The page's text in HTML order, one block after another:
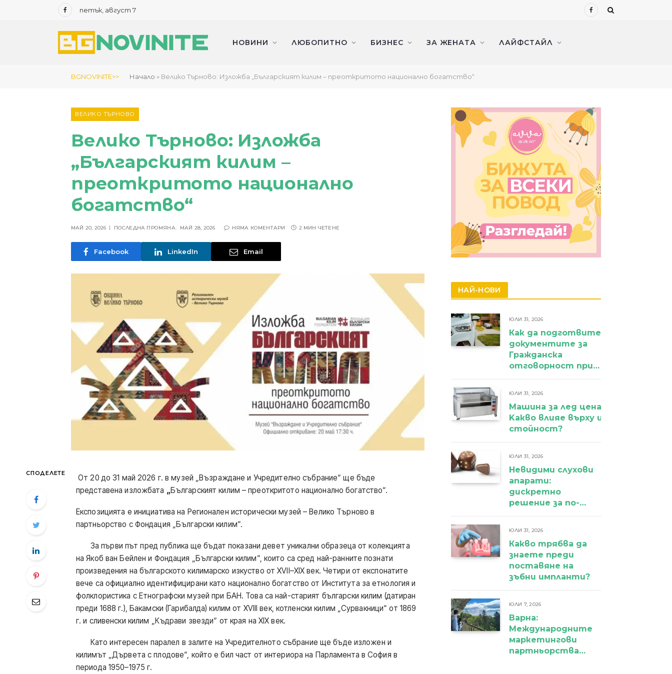
Facebook
петък, август 7 Facebook
НОВИНИ ЛЮБОПИТНО БИЗНЕС ЗА ЖЕНАТА ЛАЙФСТАЙЛ
BGNOVINITE>> Начало » Велико Търново: Изложба „Българският килим – преоткритото национално богатство“
ВЕЛИКО ТЪРНОВО
Велико Търново: Изложба
„Българският килим –
преоткритото национално
богатство“
МАЙ 20, 2026 ПОСЛЕДНА ПРОМЯНА: МАЙ 28, 2026 НЯМА КОМЕНТАРИ 2 МИН ЧЕТЕНЕ
Facebook LinkedIn Email
СПОДЕЛЕТЕ
От 20 до 31 май 2026 г. в музей „Възраждане и Учредително събрание“ ще бъде
представена изложбата „Българският килим – преоткритото национално богатство“.
Експозицията е инициатива на Регионален исторически музей – Велико Търново в
партньорство с Фондация „Български килим“.
За първи път пред публика ще бъдат показани девет уникални образеца от колекцията
на Якоб ван Бейлен и Фондация „Български килим“, които са сред най-ранните познати
произведения на българското килимарско изкуство от XVII–XIX век. Четири от експонатите
вече са официално идентифицирани като национално богатство от Института за етнология и
фолклористика с Етнографски музей при БАН. Това са най-старият български килим (датиран
преди 1688 г.), Бакамски (Гарибалда) килим от XVIII век, котленски килим „Сурвакници“ от 1869
г. и сливенски килим „Къдрави звезди“ от края на XIX век.
Като интересен паралел в залите на Учредителното събрание ще бъде изложен и
килимът „Дървета с плодове“, който е бил част от интериора на Парламента в София в
периода 1950–1975 г.
НАЙ-НОВИ
ЮЛИ 31, 2026
Как да подготвите
документите за
Гражданска
отговорност при
ЮЛИ 31, 2026
Машина за лед цена:
Kакво влияе върху избора и
стойност?
ЮЛИ 31, 2026
Невидими слухови
апарати:
дискретно
решение за по-
ЮЛИ 31, 2026
Какво трябва да
знаете преди
поставяне на
зъбни импланти?
ЮЛИ 7, 2026
Варна:
Международните
маркетингови
партньорства